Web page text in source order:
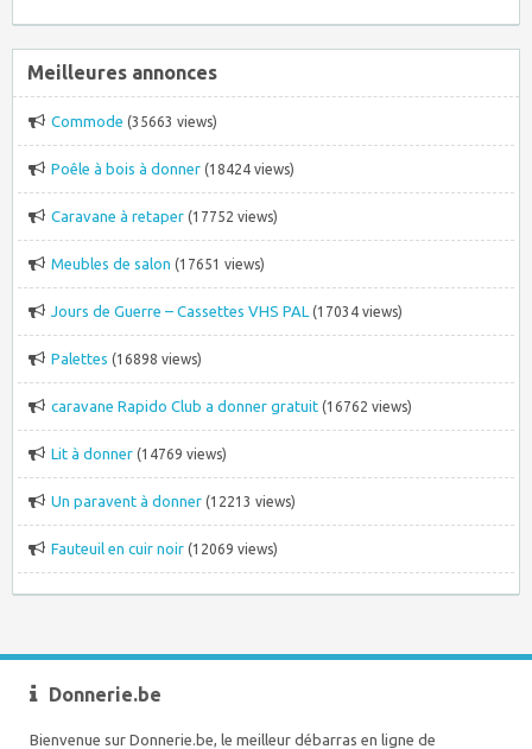
Meilleures annonces
Commode (35663 views)
Poêle à bois à donner (18424 views)
Caravane à retaper (17752 views)
Meubles de salon (17651 views)
Jours de Guerre – Cassettes VHS PAL (17034 views)
Palettes (16898 views)
caravane Rapido Club a donner gratuit (16762 views)
Lit à donner (14769 views)
Un paravent à donner (12213 views)
Fauteuil en cuir noir (12069 views)
Donnerie.be
Bienvenue sur Donnerie.be, le meilleur débarras en ligne de